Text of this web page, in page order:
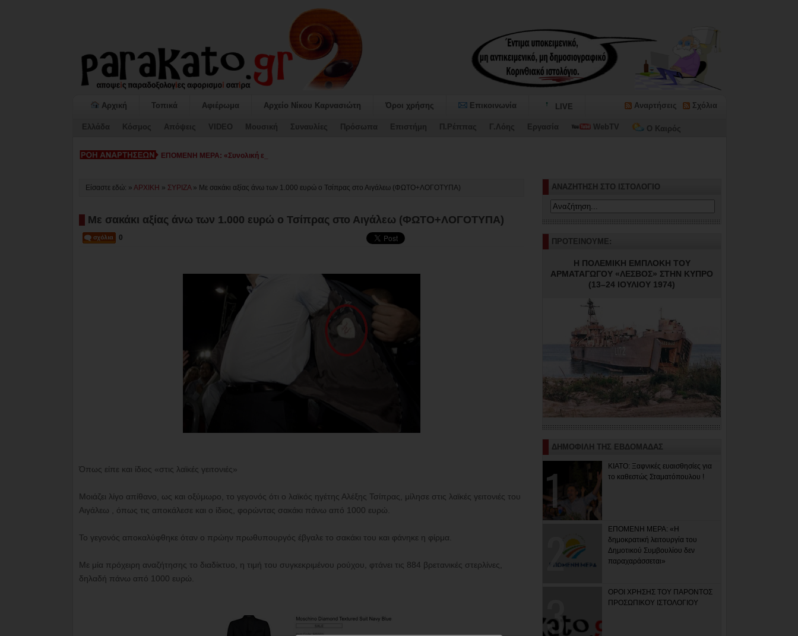
Αρχική Τοπικά Αφιέρωμα Αρχείο Νίκου Καρνασιώτη Όροι χρήσης Επικοινωνία LIVE Αναρτήσεις Σχόλια
Ελλάδα Κόσμος Απόψεις VIDEO Μουσική Συναυλίες Πρόσωπα Επιστήμη Π.Ρέππας Γ.Λόης Εργασία WebTV Ο Καιρός
ΕΠΟΜΕΝΗ ΜΕΡΑ: «Συνολική εικόνα καθυστερήσεων, εγκατάλειψης και απουσίας_
Είσαστε εδώ: » ΑΡΧΙΚΗ » ΣΥΡΙΖΑ» Με σακάκι αξίας άνω των 1.000 ευρώ ο Τσίπρας στο Αιγάλεω (ΦΩΤΟ+ΛΟΓΟΤΥΠΑ)
Με σακάκι αξίας άνω των 1.000 ευρώ ο Τσίπρας στο Αιγάλεω (ΦΩΤΟ+ΛΟΓΟΤΥΠΑ)
0
Όπως είπε και ίδιος «στις λαϊκές γειτονιές»
Μοιάζει λίγο απίθανο, ως και οξύμωρο, το γεγονός ότι ο λαϊκός ηγέτης Αλέξης Τσίπρας, μίλησε στις λαϊκές γειτονιές του
Αιγάλεω , όπως τις αποκάλεσε και ο ίδιος, φορώντας σακάκι πάνω από 1000 ευρώ.
Το γεγονός αποκαλύφθηκε όταν ο πρώην πρωθυπουργός έβγαλε το σακάκι του και φάνηκε η φίρμα.
Με μία πρόχειρη αναζήτησης το διαδίκτυο, η τιμή του συγκεκριμένου ρούχου, φτάνει τις 884 βρετανικές στερλίνες,
δηλαδή πάνω από 1000 ευρώ.
ΑΝΑΖΗΤΗΣΗ ΣΤΟ ΙΣΤΟΛΟΓΙΟ
ΠΡΟΤΕΙΝΟΥΜΕ:
Η ΠΟΛΕΜΙΚΗ ΕΜΠΛΟΚΗ ΤΟΥ
ΑΡΜΑΤΑΓΩΓΟΥ «ΛΕΣΒΟΣ» ΣΤΗΝ ΚΥΠΡΟ
(13–24 ΙΟΥΛΙΟΥ 1974)
ΔΗΜΟΦΙΛΗ ΤΗΣ ΕΒΔΟΜΑΔΑΣ
ΚΙΑΤΟ: Ξαφνικές ευαισθησίες για
το καθεστώς Σταματόπουλου !
ΕΠΟΜΕΝΗ ΜΕΡΑ: «Η
δημοκρατική λειτουργία του
Δημοτικού Συμβουλίου δεν
παραχαράσσεται»
ΟΡΟΙ ΧΡΗΣΗΣ ΤΟΥ ΠΑΡΟΝΤΟΣ
ΠΡΟΣΩΠΙΚΟΥ ΙΣΤΟΛΟΓΙΟΥ